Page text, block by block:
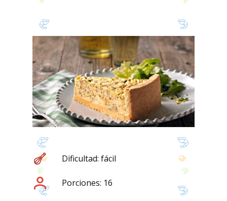
Dificultad: fácil
Porciones: 16